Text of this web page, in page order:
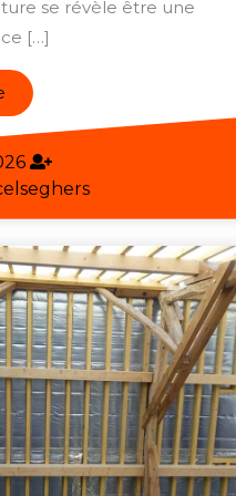
par
se révèle être une
[…]
Read
More
20
avril
2026